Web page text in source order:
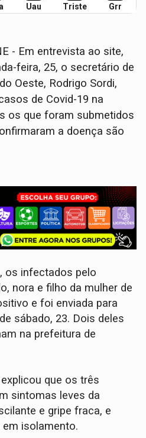
Uau Triste Grr
- Em entrevista ao site,
feira, 25, o secretário de
Oeste, Rodrigo Sordi,
de Covid-19 na
os que foram submetidos
a doença são
os infectados pelo
nora e filho da mulher de
e foi enviada para
sábado, 23. Dois deles
na prefeitura de
que os três
sintomas leves da
e gripe fraca, e
isolamento.